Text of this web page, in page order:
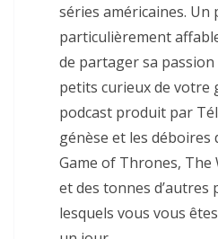
séries américaines. Un
particulièrement
de partager sa
petits curieux de votre
podcast produit par
génèse et les déboires
Game of Thrones, The
et des tonnes
lesquels vous vous